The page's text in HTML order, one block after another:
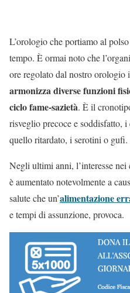
L’orologio che portiamo al
tempo. È ormai noto che
ore regolato dal nostro orologio
armonizza diverse funzioni
ciclo fame-sazietà. È il
risveglio precoce e soddisfatto,
quello ritardato, i serotini o gufi.
Negli ultimi anni, l’interesse
è aumentato notevolmente a
salute che un’alimentazione
e tempi di assunzione, provoca.